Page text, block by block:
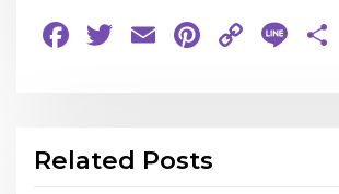
Facebook
Twitter
EmailPinterest
Copy
Line
Related Posts